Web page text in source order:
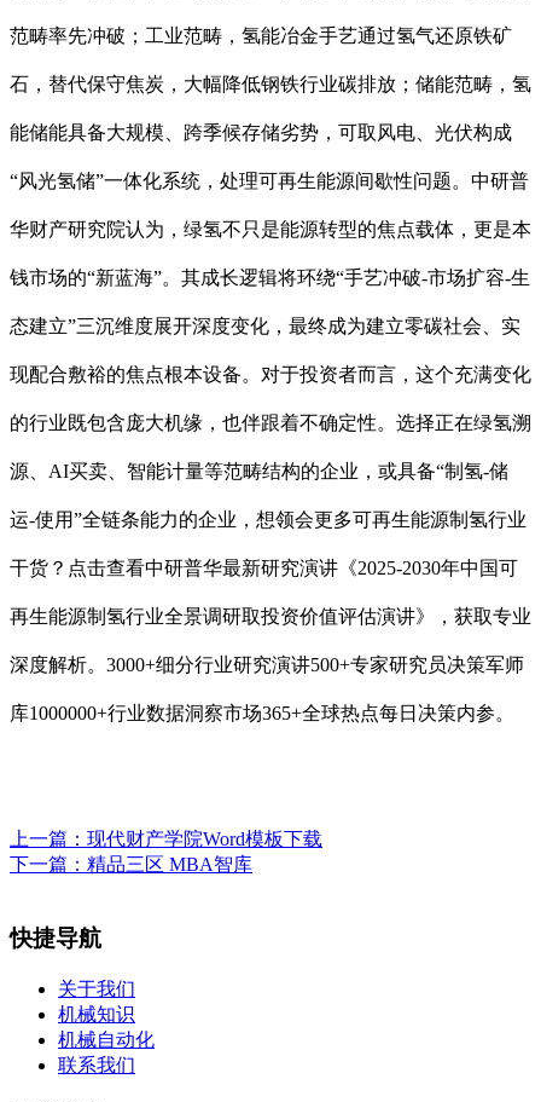
范畴率先冲破；工业范畴，氢能冶金手艺通过氢气还原铁矿
石，替代保守焦炭，大幅降低钢铁行业碳排放；储能范畴，氢
能储能具备大规模、跨季候存储劣势，可取风电、光伏构成
“风光氢储”一体化系统，处理可再生能源间歇性问题。中研普
华财产研究院认为，绿氢不只是能源转型的焦点载体，更是本
钱市场的“新蓝海”。其成长逻辑将环绕“手艺冲破-市场扩容-生
态建立”三沉维度展开深度变化，最终成为建立零碳社会、实
现配合敷裕的焦点根本设备。对于投资者而言，这个充满变化
的行业既包含庞大机缘，也伴跟着不确定性。选择正在绿氢溯
源、AI买卖、智能计量等范畴结构的企业，或具备“制氢-储
运-使用”全链条能力的企业，想领会更多可再生能源制氢行业
干货？点击查看中研普华最新研究演讲《2025-2030年中国可
再生能源制氢行业全景调研取投资价值评估演讲》，获取专业
深度解析。3000+细分行业研究演讲500+专家研究员决策军师
库1000000+行业数据洞察市场365+全球热点每日决策内参。
上一篇： 现代财产学院Word模板下载
下一篇： 精品三区 MBA智库
快捷导航
关于我们
机械知识
机械自动化
联系我们